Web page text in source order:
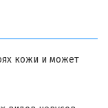
кожи и может